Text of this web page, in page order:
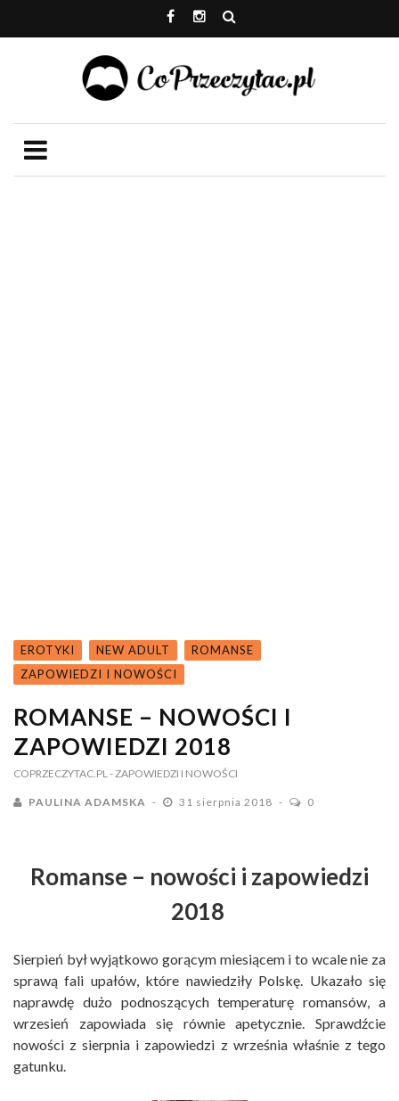
EROTYKI NEW ADULT
ROMANSE
ZAPOWIEDZI I NOWOŚCI
ROMANSE – NOWOŚCI I
ZAPOWIEDZI 2018
COPRZECZYTAC.PL - ZAPOWIEDZI I NOWOŚCI
PAULINA ADAMSKA 31 sierpnia 2018 0
Romanse – nowości i zapowiedzi
2018
Sierpień był wyjątkowo gorącym miesiącem i to wcale nie za
sprawą fali upałów, które nawiedziły Polskę. Ukazało się
naprawdę dużo podnoszących temperaturę romansów, a
wrzesień zapowiada się równie apetycznie. Sprawdźcie
nowości z sierpnia i zapowiedzi z września właśnie z tego
gatunku.